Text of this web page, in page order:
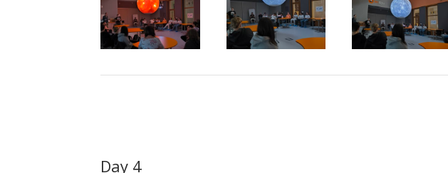
Day 4